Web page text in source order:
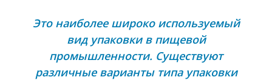
Это наиболее широко используемый
вид упаковки в пищевой
промышленности. Существуют
различные варианты типа упаковки